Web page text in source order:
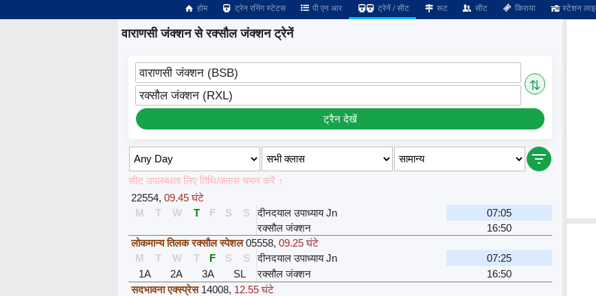
होम ट्रेन रनिंग स्टेटस पी एन आर ट्रेनें / सीट रूट सीट किराया स्टेशन
वाराणसी जंक्शन से रक्सौल जंक्शन ट्रेनें
वाराणसी जंक्शन (BSB)
⇅
रक्सौल जंक्शन (RXL)
ट्रैन देखें
सीट उपलब्धता लिए तिथि/क्लास चयन करें ↑
22554, 09.45 घंटे
M
T W T F S S दीनदयाल उपाध्याय Jn
07:05
रक्सौल जंक्शन
16:50
लोकमान्य तिलक रक्सौल स्पेशल 05558, 09.25 घंटे
M
T W T F S S दीनदयाल उपाध्याय Jn
07:25
1A
2A 3A SL रक्सौल जंक्शन
16:50
सदभावना एक्स्प्रेस 14008, 12.55 घंटे